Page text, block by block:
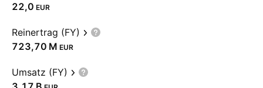
22,0 EUR
Reinertrag (FY)
‪723,70 M‬ EUR
Umsatz (FY)